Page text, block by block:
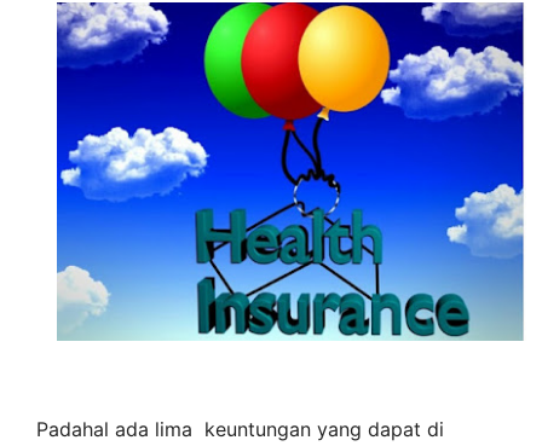
Padahal ada lima keuntungan yang dapat di